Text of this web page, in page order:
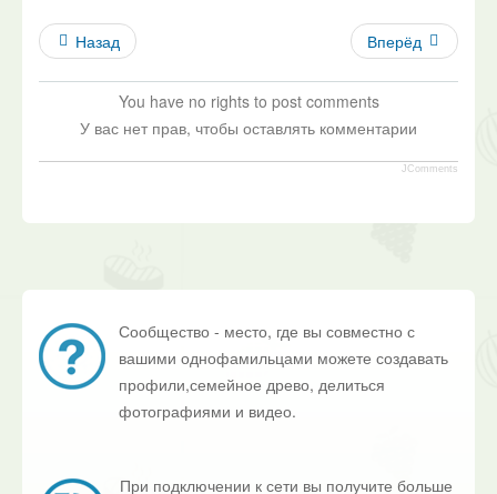
Назад Вперёд
You have no rights to post comments
У вас нет прав, чтобы оставлять комментарии
JComments
Сообщество - место, где вы совместно с
вашими однофамильцами можете создавать
профили,семейное древо, делиться
фотографиями и видео.
При подключении к сети вы получите больше